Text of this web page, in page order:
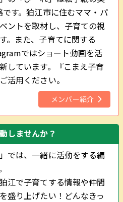
す。狛江市に住むママ・パ
ントを取材し、子育ての視
。また、子育てに関する
ではショート動画を活
しています。『こまえ子育
活用ください。
メンバー紹介
しませんか？
では、一緒に活動をする編
江で子育てする情報や仲間
盛り上げたい！どんなきっ